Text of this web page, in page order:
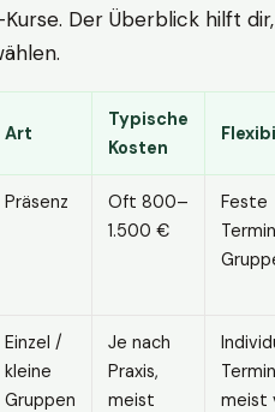
Der Überblick hilft dir,
Art
Typische
Kosten
Präsenz
Oft 800–
1.500 €
Feste
Einzel /
kleine
Gruppen
Je nach
Praxis,
meist
meist